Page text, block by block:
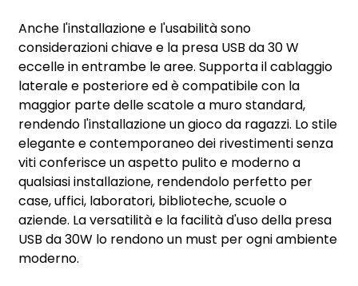
Anche l'installazione e l'usabilità sono
considerazioni chiave e la presa USB da 30 W
eccelle in entrambe le aree. Supporta il cablaggio
laterale e posteriore ed è compatibile con la
maggior parte delle scatole a muro standard,
rendendo l'installazione un gioco da ragazzi. Lo stile
elegante e contemporaneo dei rivestimenti senza
viti conferisce un aspetto pulito e moderno a
qualsiasi installazione, rendendolo perfetto per
case, uffici, laboratori, biblioteche, scuole o
aziende. La versatilità e la facilità d'uso della presa
USB da 30W lo rendono un must per ogni ambiente
moderno.